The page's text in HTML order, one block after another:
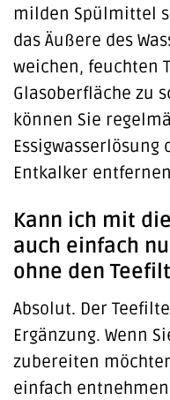
milden Spülmittel
das Äußere des
weichen, feuchten
Glasoberfläche zu
können Sie
Entkalker
Kann ich mit
auch einfach
ohne den
Absolut. Der
Ergänzung. Wenn
zubereiten
einfach